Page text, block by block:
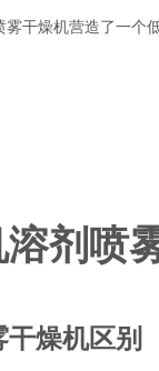
雾干燥机营造了一个
剂喷
干燥机区别